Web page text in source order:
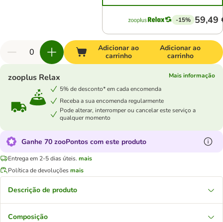
-15% 59,49
Adicionar ao
carrinho
Adicionar ao
carrinho
zooplus Relax
Mais informação
5% de desconto* em cada encomenda
Receba a sua encomenda regularmente
Pode alterar, interromper ou cancelar este serviço a
qualquer momento
Ganhe 70 zooPontos com este produto
Entrega em 2-5 dias úteis. mais
Política de devoluçõesmais
Descrição de produto
Composição